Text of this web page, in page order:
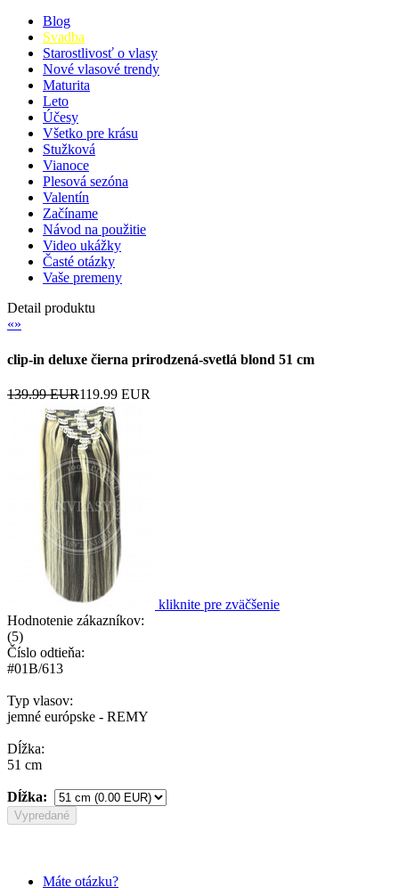
Blog
Svadba
Starostlivosť o vlasy
Nové vlasové trendy
Maturita
Leto
Účesy
Všetko pre krásu
Stužková
Vianoce
Plesová sezóna
Valentín
Začíname
Návod na použitie
Video ukážky
Časté otázky
Vaše premeny
Detail produktu
«»
clip-in deluxe čierna prirodzená-svetlá blond 51 cm
139.99 EUR119.99 EUR
kliknite pre zväčšenie
Hodnotenie zákazníkov:
(5)
Číslo odtieňa:
#01B/613
Typ vlasov:
jemné európske - REMY
Dĺžka:
51 cm
Dĺžka:
Vypredané
Máte otázku?